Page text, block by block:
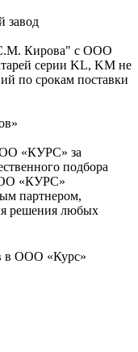
завод
Кирова" с ООО
серии KL, KM не
по срокам поставки
«КУРС» за
подбора
«КУРС»
партнером,
решения любых
в ООО «Курс»